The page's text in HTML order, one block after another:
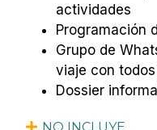
actividades
Programación
Grupo de
viaje con
Dossier